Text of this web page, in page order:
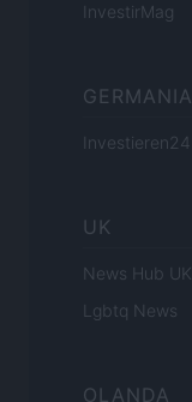
InvestirMag
GERMANIA
Investieren24
UK
News Hub UK
Lgbtq News
OLANDA